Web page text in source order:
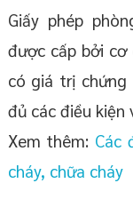
Giấy phép
được cấp bởi cơ
có giá trị chứng
đủ các điều kiện
Xem thêm: Các
cháy, chữa cháy